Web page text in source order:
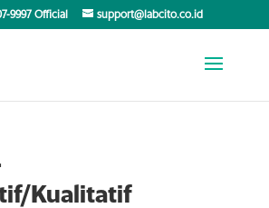
9997 Official support@labcito.co.id
Kualitatif